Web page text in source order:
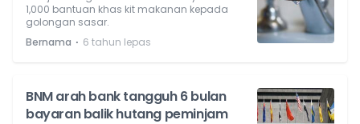
1,000 bantuan khas kit makanan kepada
golongan sasar.
Bernama ⋅ 6 tahun lepas
BNM arah bank tangguh 6 bulan
bayaran balik hutang peminjam